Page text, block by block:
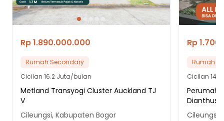
Rp 1.890.000.000
Rumah Secondary
Cicilan 16.2 Juta/bulan
Metland Transyogi Cluster Auckland TJ
V
Cileungsi, Kabupaten Bogor
Rp
Rumah
Cicilan
Dianthus
Cileungsi,